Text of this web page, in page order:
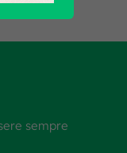
sempre